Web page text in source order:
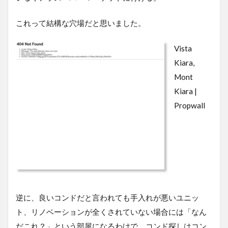
これって結構な穴場だと思いました。
Vista
Kiara,
Mont
Kiara |
Propwall
逆に、良いコンドだと言われても手入れが悪いユニッ
ト、リノベーションが全くされていない場合には「なん
だこれ？」という部屋になるわけで、コンド探しはコン